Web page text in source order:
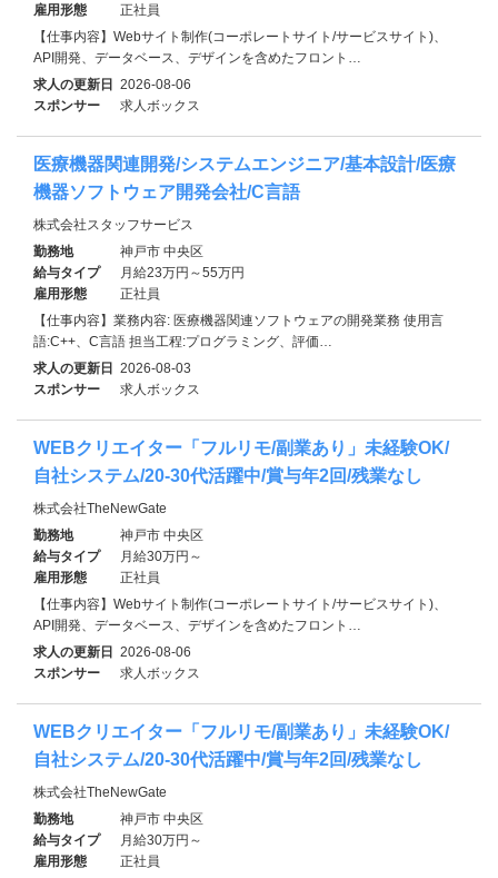
雇用形態
正社員
【仕事内容】Webサイト制作(コーポレートサイト/サービスサイト)、
API開発、データベース、デザインを含めたフロント…
求人の更新日 2026-08-06
スポンサー
求人ボックス
医療機器関連開発/システムエンジニア/基本設計/医療
機器ソフトウェア開発会社/C言語
株式会社スタッフサービス
勤務地
神戸市 中央区
給与タイプ
月給23万円～55万円
雇用形態
正社員
【仕事内容】業務内容: 医療機器関連ソフトウェアの開発業務 使用言
語:C++、C言語 担当工程:プログラミング、評価…
求人の更新日 2026-08-03
スポンサー
求人ボックス
WEBクリエイター「フルリモ/副業あり」未経験OK/
自社システム/20-30代活躍中/賞与年2回/残業なし
株式会社TheNewGate
勤務地
神戸市 中央区
給与タイプ
月給30万円～
雇用形態
正社員
【仕事内容】Webサイト制作(コーポレートサイト/サービスサイト)、
API開発、データベース、デザインを含めたフロント…
求人の更新日 2026-08-06
スポンサー
求人ボックス
WEBクリエイター「フルリモ/副業あり」未経験OK/
自社システム/20-30代活躍中/賞与年2回/残業なし
株式会社TheNewGate
勤務地
神戸市 中央区
給与タイプ
月給30万円～
雇用形態
正社員